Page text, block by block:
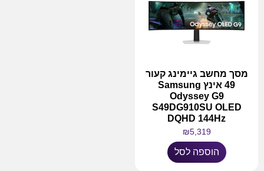
מסך מחשב גיימינג קעור
49 אינץ Samsung
Odyssey G9
S49DG910SU OLED
DQHD 144Hz
₪5,319
הוספה לסל